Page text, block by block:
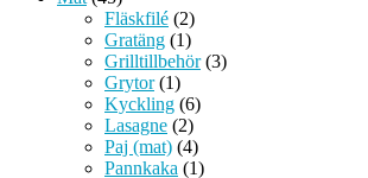
Fläskfilé (2)
Gratäng (1)
Grilltillbehör(3)
Grytor(1)
Kyckling (6)
Lasagne (2)
Paj (mat) (4)
Pannkaka (1)